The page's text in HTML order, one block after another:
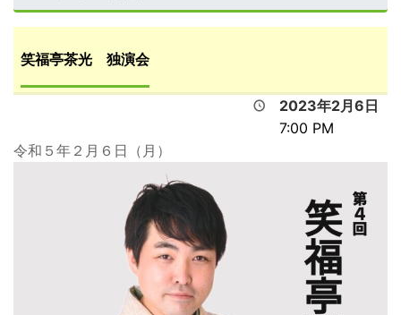
笑福亭茶光 独演会
2023年2月6日
7:00 PM
令和５年２月６日（月）